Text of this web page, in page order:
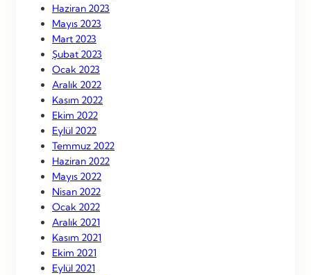
Haziran 2023
Mayıs 2023
Mart 2023
Şubat 2023
Ocak 2023
Aralık 2022
Kasım 2022
Ekim 2022
Eylül 2022
Temmuz 2022
Haziran 2022
Mayıs 2022
Nisan 2022
Ocak 2022
Aralık 2021
Kasım 2021
Ekim 2021
Eylül 2021